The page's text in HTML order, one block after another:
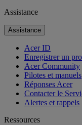
Assistance
Assistance
Acer ID
Enregistrer un
Acer Community
Pilotes et manuels
Réponses Acer
Contacter le
Alertes et rappels
Ressources